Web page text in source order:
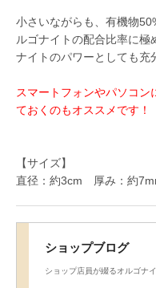
小さいながらも、有機物
ルゴナイトの配合比率に極
ナイトのパワーとしても充
スマートフォンやパソコン
ておくのもオススメです！
【サイズ】
直径：約3cm 厚み：約
ショップブログ
ショップ店員が綴るオルゴナ